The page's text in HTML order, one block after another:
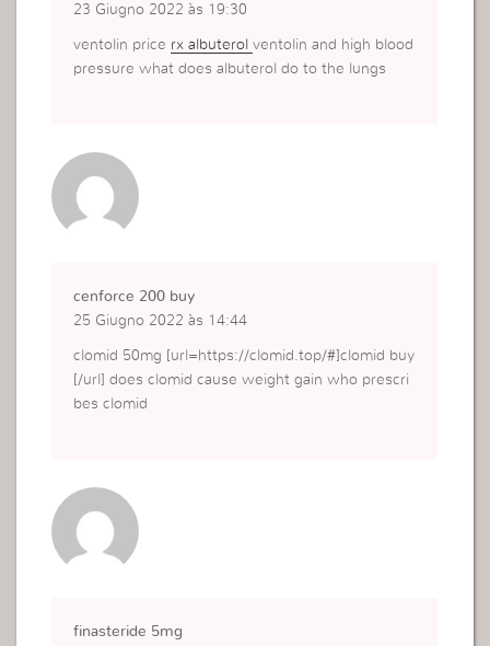
23 Giugno 2022 às 19:30
ventolin price rx albuterolventolin and high blood
pressure what does albuterol do to the lungs
cenforce 200 buy
25 Giugno 2022 às 14:44
clomid 50mg [url=https://clomid.top/#]clomid buy
[/url] does clomid cause weight gain who prescri
bes clomid
finasteride 5mg